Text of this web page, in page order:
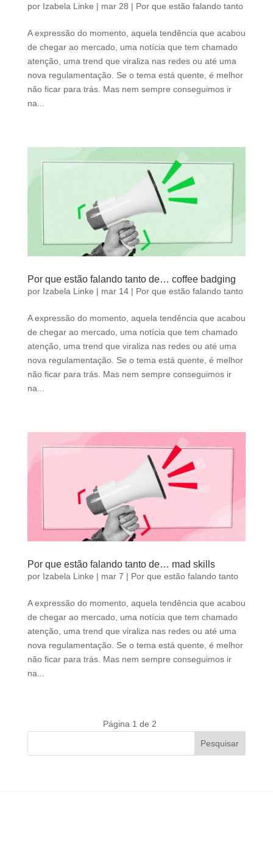
por Izabela Linke | mar 28 | Por que estão falando tanto
A expressão do momento, aquela tendência que acabou
de chegar ao mercado, uma notícia que tem chamado
atenção, uma trend que viraliza nas redes ou até uma
nova regulamentação. Se o tema está quente, é melhor
não ficar para trás. Mas nem sempre conseguimos ir
na...
Por que estão falando tanto de… coffee badging
por Izabela Linke | mar 14| Por que estão falando tanto
A expressão do momento, aquela tendência que acabou
de chegar ao mercado, uma notícia que tem chamado
atenção, uma trend que viraliza nas redes ou até uma
nova regulamentação. Se o tema está quente, é melhor
não ficar para trás. Mas nem sempre conseguimos ir
na...
Por que estão falando tanto de… mad skills
por Izabela Linke | mar 7 | Por que estão falando tanto
A expressão do momento, aquela tendência que acabou
de chegar ao mercado, uma notícia que tem chamado
atenção, uma trend que viraliza nas redes ou até uma
nova regulamentação. Se o tema está quente, é melhor
não ficar para trás. Mas nem sempre conseguimos ir
na...
Página 1 de 2
Pesquisar